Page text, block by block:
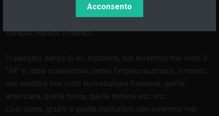
Acconsento
o da forze militari per ragioni simili, con lo scopo di generare
la distruzione all’interno dell’ordine che, in entrambi i casi, è
sempre ritenuto il nemico.
In passato senza di lei, insomma, non avremmo mai visto il
"48" in Italia scatenatosi contro l'impero austriaco, il mondo
non avrebbe mai visto la rivoluzione francese, quella
americana, quella russa, quella indiana ecc. ecc.
Così come, grazie a quelle rivoluzioni, non avremmo mai